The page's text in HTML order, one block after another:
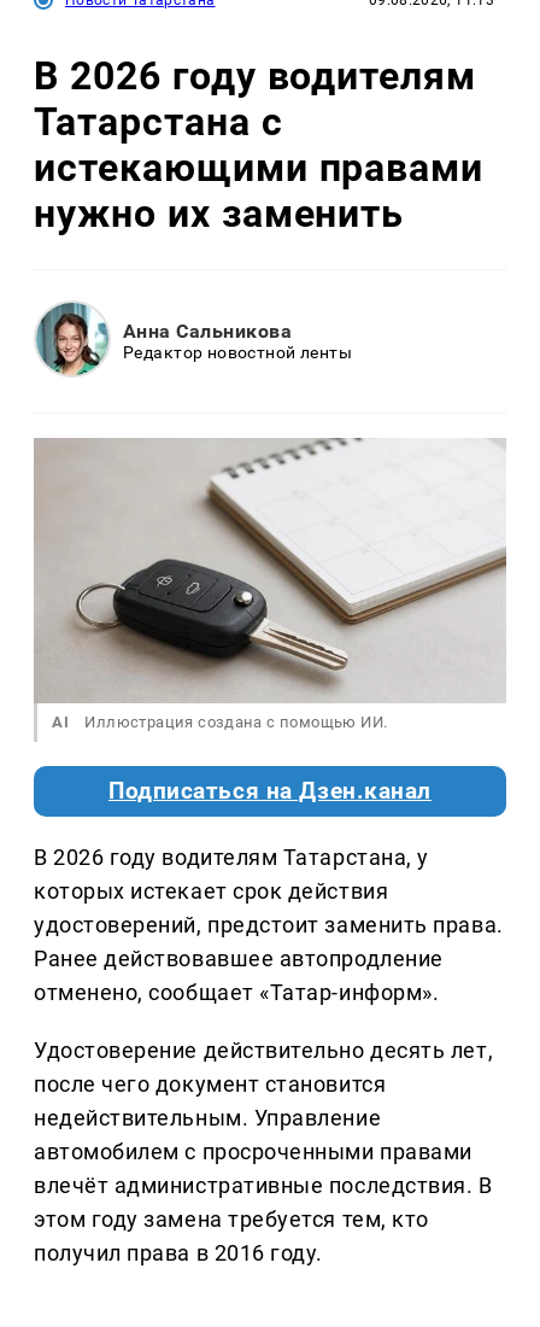
В 2026 году водителям
Татарстана с
истекающими правами
нужно их заменить
Анна Сальникова
Редактор новостной ленты
AI Иллюстрация создана с помощью ИИ.
Подписаться на Дзен.канал
В 2026 году водителям Татарстана, у
которых истекает срок действия
удостоверений, предстоит заменить права.
Ранее действовавшее автопродление
отменено, сообщает «Татар-информ».
Удостоверение действительно десять лет,
после чего документ становится
недействительным. Управление
автомобилем с просроченными правами
влечёт административные последствия. В
этом году замена требуется тем, кто
получил права в 2016 году.